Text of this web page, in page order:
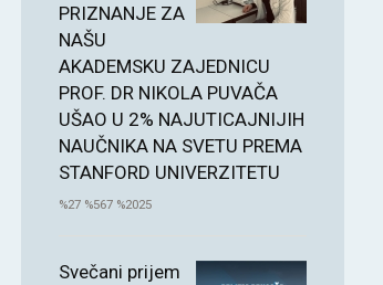
PRIZNANJE ZA
NAŠU
AKADEMSKU ZAJEDNICU
PROF. DR NIKOLA PUVAČA
UŠAO U 2% NAJUTICAJNIJIH
NAUČNIKA NA SVETU PREMA
STANFORD UNIVERZITETU
%27 %567 %2025
Svečani prijem